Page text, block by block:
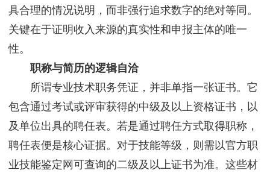
具合理的情况说明，而非强行追求数字的绝对等同。
关键在于证明收入来源的真实性和申报主体的唯一
性。
职称与简历的逻辑自洽
所谓专业技术职务凭证，并非单指一张证书。它
包含通过考试或评审获得的中级及以上资格证书，以
及单位出具的聘任表。若是通过聘任方式取得职称，
聘任表便是核心证据。对于技能等级，则需以官方职
业技能鉴定网可查询的二级及以上证书为准。这些材